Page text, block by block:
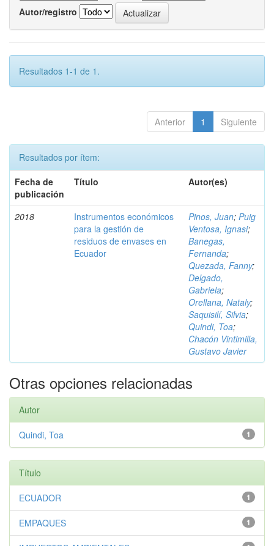
Autor/registro
Resultados 1-1 de 1.
Anterior 1 Siguiente
Resultados por ítem:
Fecha de
publicación
Título Autor(es)
2018
Instrumentos económicos
para la gestión de
residuos de envases en
Ecuador
Pinos, Juan; Puig
Ventosa, Ignasi;
Banegas,
Fernanda;
Quezada, Fanny;
Delgado,
Gabriela;
Orellana, Nataly;
Saquisilí, Silvia;
Quindi, Toa;
Chacón Vintimilla,
Gustavo Javier
Otras opciones relacionadas
Autor
1
Quindi, Toa
Título
1
ECUADOR
1
EMPAQUES